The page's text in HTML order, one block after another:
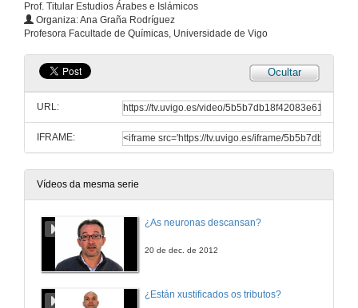
Prof. Titular Estudios Árabes e Islámicos
Organiza: Ana Graña Rodríguez
Profesora Facultade de Químicas, Universidade de Vigo
Ocultar
URL:
IFRAME:
Vídeos da mesma serie
¿As neuronas descansan?
20 de dec. de 2012
¿Están xustificados os tributos?